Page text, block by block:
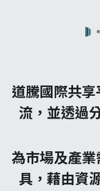
道騰國際共
流，並透過
為市場及產
具，藉由資